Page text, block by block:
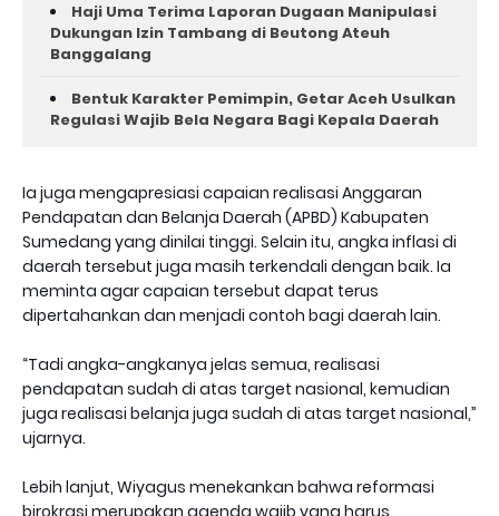
Haji Uma Terima Laporan Dugaan Manipulasi
Dukungan Izin Tambang di Beutong Ateuh
Banggalang
Bentuk Karakter Pemimpin, Getar Aceh Usulkan
Regulasi Wajib Bela Negara Bagi Kepala Daerah
Ia juga mengapresiasi capaian realisasi Anggaran
Pendapatan dan Belanja Daerah (APBD) Kabupaten
Sumedang yang dinilai tinggi. Selain itu, angka inflasi di
daerah tersebut juga masih terkendali dengan baik. Ia
meminta agar capaian tersebut dapat terus
dipertahankan dan menjadi contoh bagi daerah lain.
“Tadi angka-angkanya jelas semua, realisasi
pendapatan sudah di atas target nasional, kemudian
juga realisasi belanja juga sudah di atas target nasional,”
ujarnya.
Lebih lanjut, Wiyagus menekankan bahwa reformasi
birokrasi merupakan agenda wajib yang harus